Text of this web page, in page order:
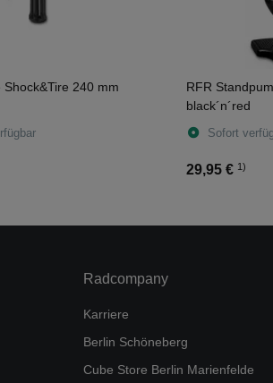
Shock&Tire 240 mm
RFR
black´n´red
Sofort
29,95 € 1)
Radcompany
Karriere
Berlin Schöneberg
Cube Store Berlin Marienfelde